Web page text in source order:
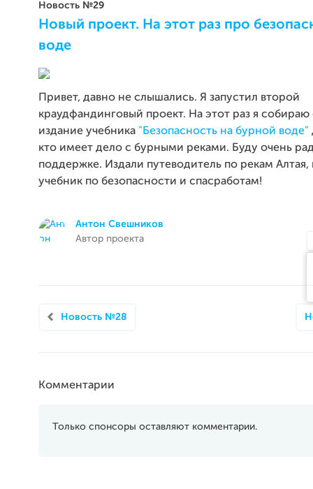
Новость №29
Новый проект. На этот раз про
воде
Привет, давно не слышались. Я запустил второй
краудфандинговый проект. На этот раз я собираю
издание учебника "Безопасность на бурной воде"
кто имеет дело с бурными реками. Буду очень
поддержке. Издали путеводитель по рекам
учебник по безопасности и спасработам!
Антон Свешников
Автор проекта
Новость №28
Комментарии
Только спонсоры оставляют комментарии.